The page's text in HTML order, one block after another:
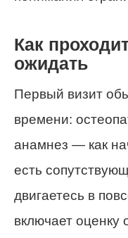
Как
ожидать
Первый визит
времени:
анамнез — как
есть
двигаетесь в
включает оценку